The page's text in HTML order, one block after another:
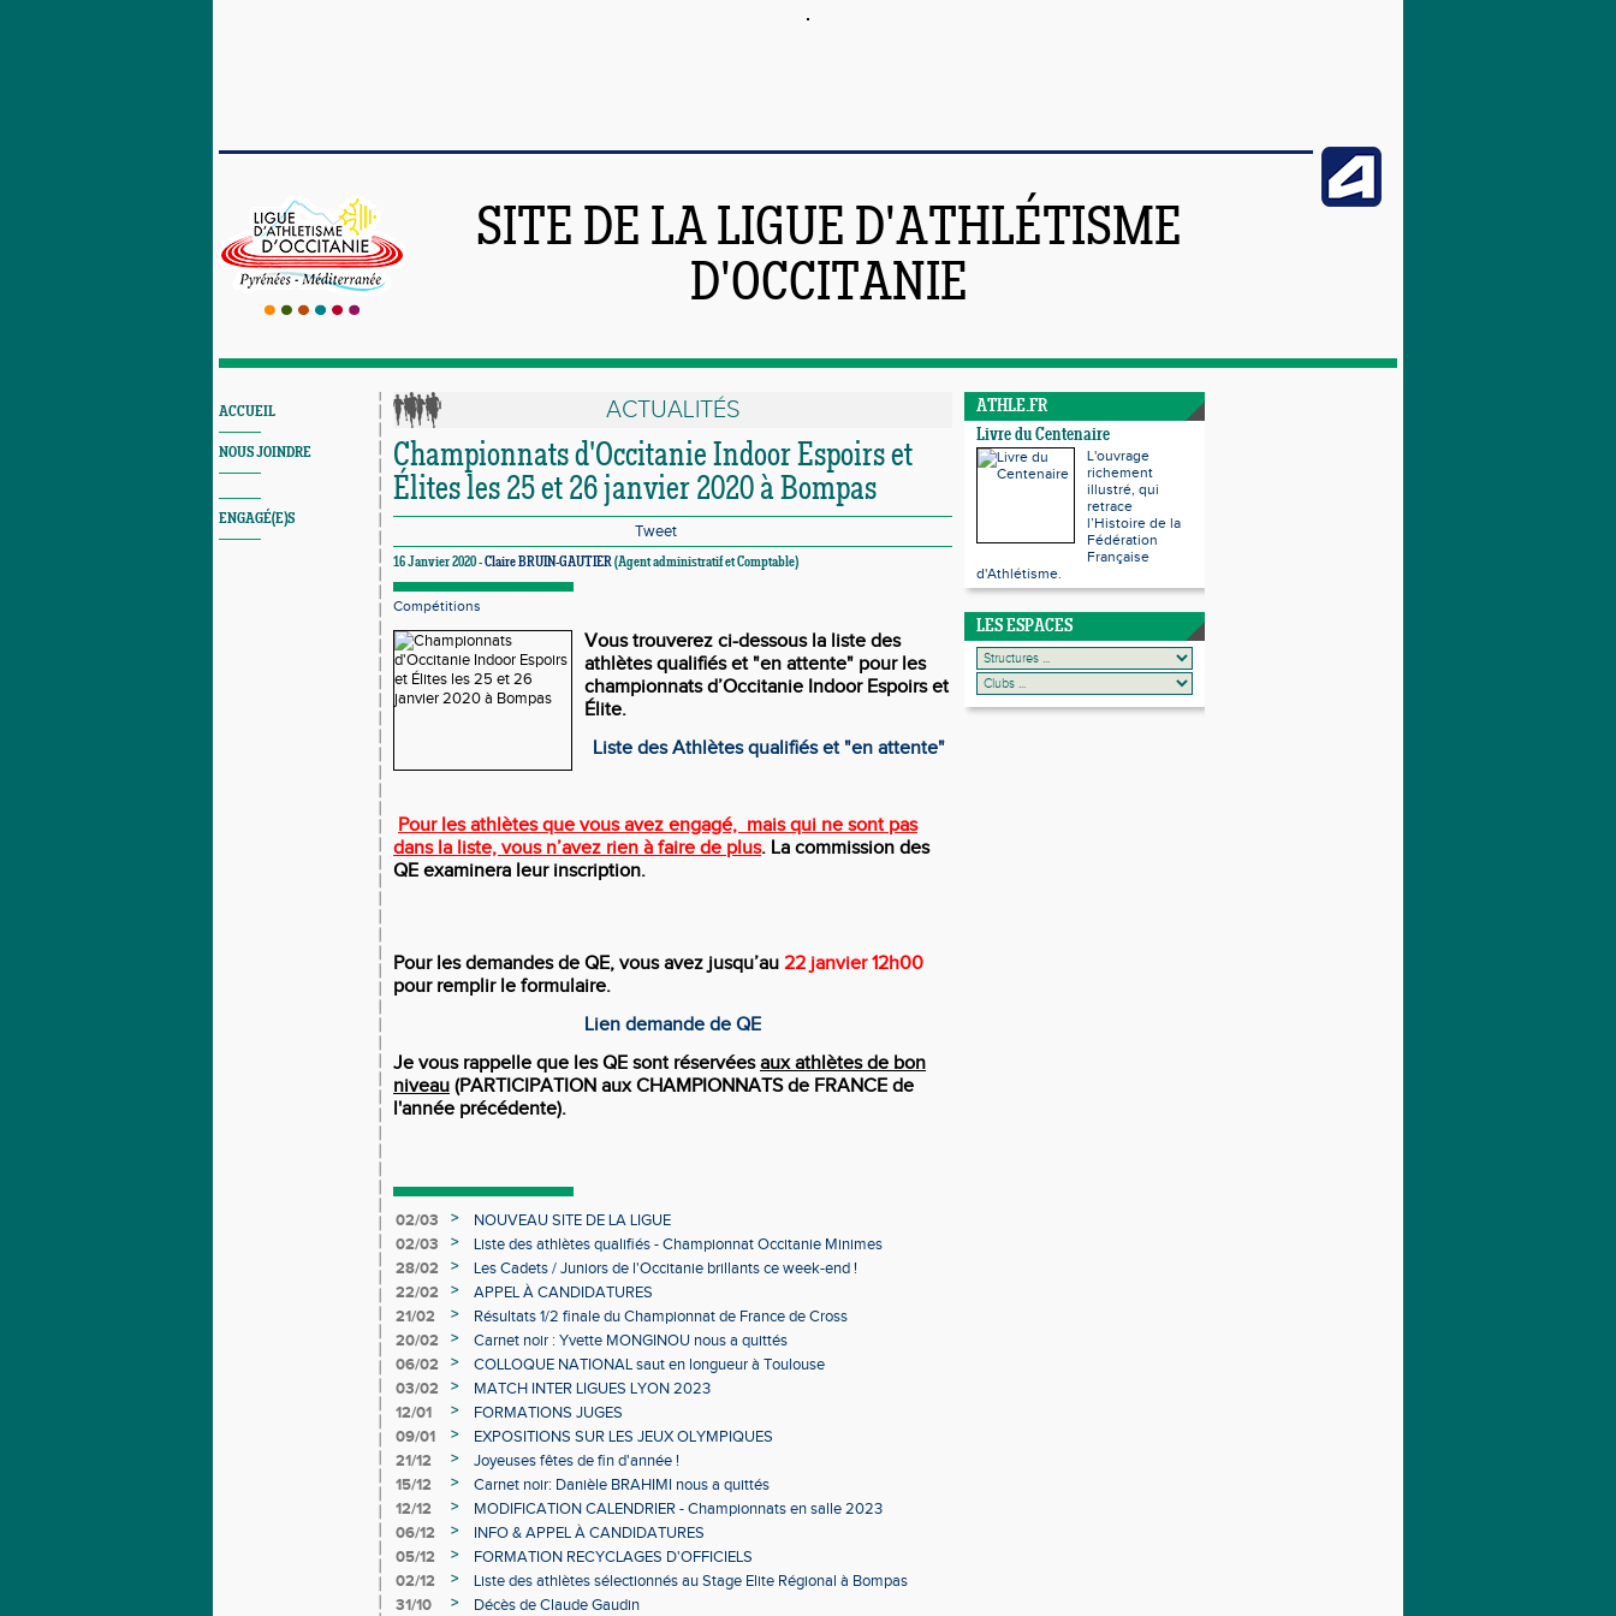
SITE DE LA LIGUE D'ATHLÉTISME
D'OCCITANIE
ACCUEIL
NOUS JOINDRE
ENGAGÉ(E)S
ACTUALITÉS
Championnats d'Occitanie Indoor Espoirs et
Élites les 25 et 26 janvier 2020 à Bompas
Tweet
16 Janvier 2020 -Claire BRUIN-GAUTIER(Agent administratif et Comptable)
Compétitions
Vous trouverez ci-dessous la liste des
athlètes qualifiés et "en attente" pour les
championnats d’Occitanie Indoor Espoirs et
Élite.
Liste des Athlètes qualifiés et "en attente"
Pour les athlètes que vous avez engagé, mais qui ne sont pas
dans la liste, vous n’avez rien à faire de plus. La commission des
QE examinera leur inscription.
Pour les demandes de QE, vous avez jusqu’au 22 janvier 12h00
pour remplir le formulaire.
Lien demande de QE
Je vous rappelle que les QE sont réservéesaux athlètes de bon
niveau (PARTICIPATION aux CHAMPIONNATS de FRANCE de
l'année précédente).
02/03 >
NOUVEAU SITE DE LA LIGUE
02/03
>
Liste des athlètes qualifiés - Championnat Occitanie Minimes
Individuels en salle
28/02 >
Les Cadets / Juniors de l'Occitanie brillants ce week-end !
22/02
>
APPEL À CANDIDATURES
21/02
>
Résultats 1/2 finale du Championnat de France de Cross
20/02
>
Carnet noir : Yvette MONGINOU nous a quittés
06/02
>
COLLOQUE NATIONAL saut en longueur à Toulouse
03/02
>
MATCH INTER LIGUES LYON 2023
12/01
>
FORMATIONS JUGES
09/01
>
EXPOSITIONS SUR LES JEUX OLYMPIQUES
21/12
>
Joyeuses fêtes de fin d'année !
15/12
>
Carnet noir: Danièle BRAHIMI nous a quittés
12/12
>
MODIFICATION CALENDRIER - Championnats en salle 2023
06/12
>
INFO & APPEL À CANDIDATURES
05/12
>
FORMATION RECYCLAGES D'OFFICIELS
02/12
>
Liste des athlètes sélectionnés au Stage Elite Régional à Bompas
31/10
> Décès de Claude Gaudin
ATHLE.FR
Livre du Centenaire
L'ouvrage
richement
illustré, qui
retrace
l’Histoire de la
Fédération
Française
d'Athlétisme.
LES ESPACES